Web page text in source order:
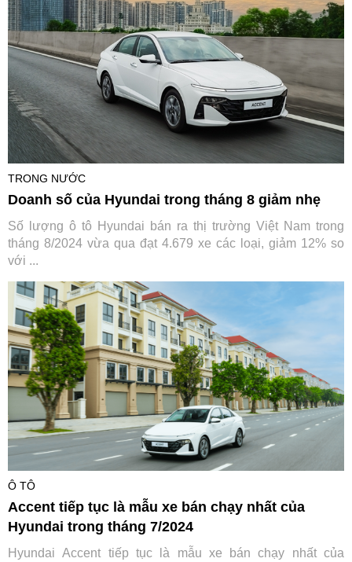
TRONG NƯỚC
Doanh số của Hyundai trong tháng 8 giảm nhẹ
Số lượng ô tô Hyundai bán ra thị trường Việt Nam trong
tháng 8/2024 vừa qua đạt 4.679 xe các loại, giảm 12% so
với ...
Ô TÔ
Accent tiếp tục là mẫu xe bán chạy nhất của
Hyundai trong tháng 7/2024
Hyundai Accent tiếp tục là mẫu xe bán chạy nhất của